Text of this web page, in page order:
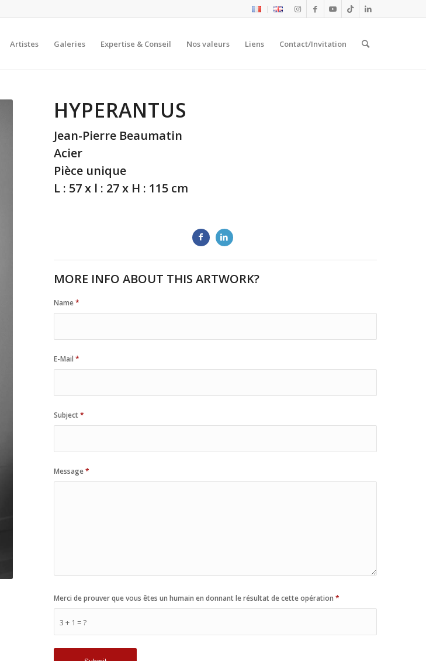
Artistes Galeries Expertise & Conseil Nos valeurs Liens Contact/Invitation
HYPERANTUS
Jean-Pierre Beaumatin
Acier
Pièce unique
L : 57 x l : 27 x H : 115 cm
MORE INFO ABOUT THIS ARTWORK?
Name*
E-Mail*
Subject*
Message*
3 + 1 = ?
Merci de prouver que vous êtes un humain en donnant le résultat de cette opération*